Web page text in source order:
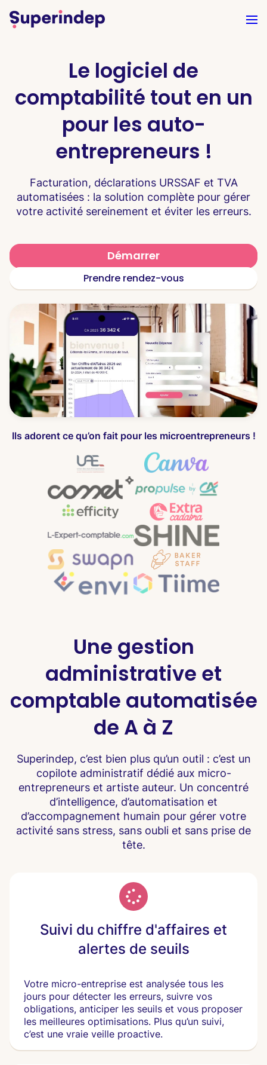
Le logiciel de
comptabilité tout en un
pour les auto-
entrepreneurs !
Facturation, déclarations URSSAF et TVA
automatisées : la solution complète pour gérer
votre activité sereinement et éviter les erreurs.
Démarrer
Prendre rendez-vous
Ils adorent ce qu’on fait pour les microentrepreneurs !
Une gestion
administrative et
comptable automatisée
de A à Z
Superindep, c’est bien plus qu’un outil : c’est un
copilote administratif dédié aux micro-
entrepreneurs et artiste auteur. Un concentré
d’intelligence, d’automatisation et
d’accompagnement humain pour gérer votre
activité sans stress, sans oubli et sans prise de
tête.
Suivi du chiffre d'affaires et
alertes de seuils
Votre micro-entreprise est analysée tous les
jours pour détecter les erreurs, suivre vos
obligations, anticiper les seuils et vous proposer
les meilleures optimisations. Plus qu’un suivi,
c’est une vraie veille proactive.